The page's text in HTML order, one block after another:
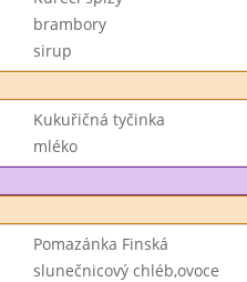
brambory
sirup
Kukuřičná tyčinka
mléko
Pomazánka Finská
slunečnicový chléb,ovoce